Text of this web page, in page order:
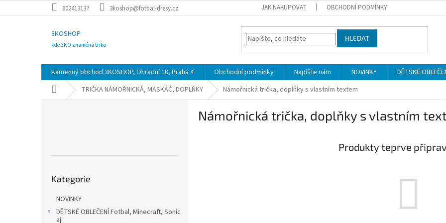
na
602413137 3koshop@fotbal-dresy.cz JAK NAKUPOVAT OBCHODNÍ PODMÍNKY
3KOSHOP
kde 3KO znaméná triko
HLEDAT
Kamenný obchod 3KOSHOP, Ohradní 10, Praha 4 Obchodní podmínky Napište nám NOVINKY DĚTSKÉ
Domů TRIČKA NÁMOŘNICKÁ, MASKÁČ, DOPLŇKY Námořnická trička, doplňky s vlastním textem
kategorie
Kategorie
NOVINKY
DĚTSKÉ OBLEČENÍ Fotbal, Minecraft, Sonic
aj.
Námořnická trička, doplňky s vlastním
Produkty teprve